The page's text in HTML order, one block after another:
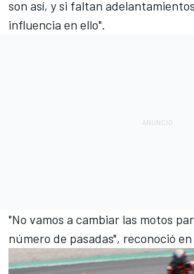
son así, y si faltan
influencia en ello".
"No vamos a cambiar las motos
número de pasadas", reconoció